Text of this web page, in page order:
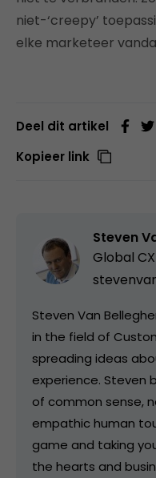
niet-‘creepy’
elke marketeer
Deel dit artikel
Kopieer link
Steven
Global
Steven Van
in the field of
spreading ideas
experience. Steven
of common sense,
empathic human
game and taking
the hearts and